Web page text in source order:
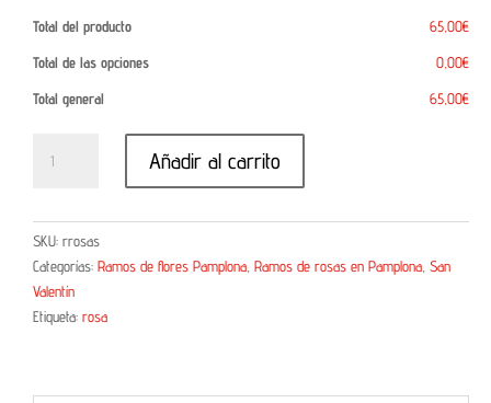
Total del producto 65,00€
Total de las opciones 0,00€
Total general
65,00€
Añadir al carrito
SKU: rrosas
Categorías: Ramos de flores Pamplona Ramos de rosas en Pamplona San
Valentín
Etiqueta: rosa